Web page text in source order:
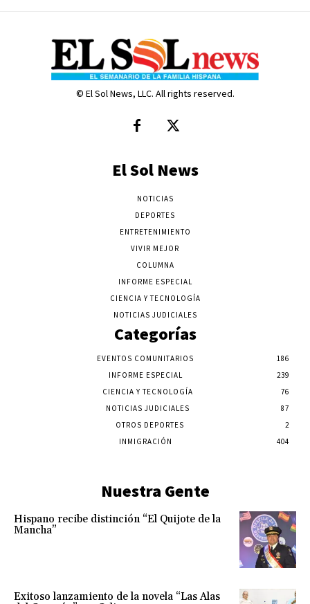
© El Sol News, LLC. All rights reserved.
El Sol News
NOTICIAS
DEPORTES
ENTRETENIMIENTO
VIVIR MEJOR
COLUMNA
INFORME ESPECIAL
CIENCIA Y TECNOLOGÍA
NOTICIAS JUDICIALES
Categorías
EVENTOS COMUNITARIOS
186
INFORME ESPECIAL
239
CIENCIA Y TECNOLOGÍA
76
NOTICIAS JUDICIALES
87
OTROS DEPORTES
2
INMIGRACIÓN
404
Nuestra Gente
Hispano recibe distinción “El Quijote de la
Mancha”
Exitoso lanzamiento de la novela “Las Alas